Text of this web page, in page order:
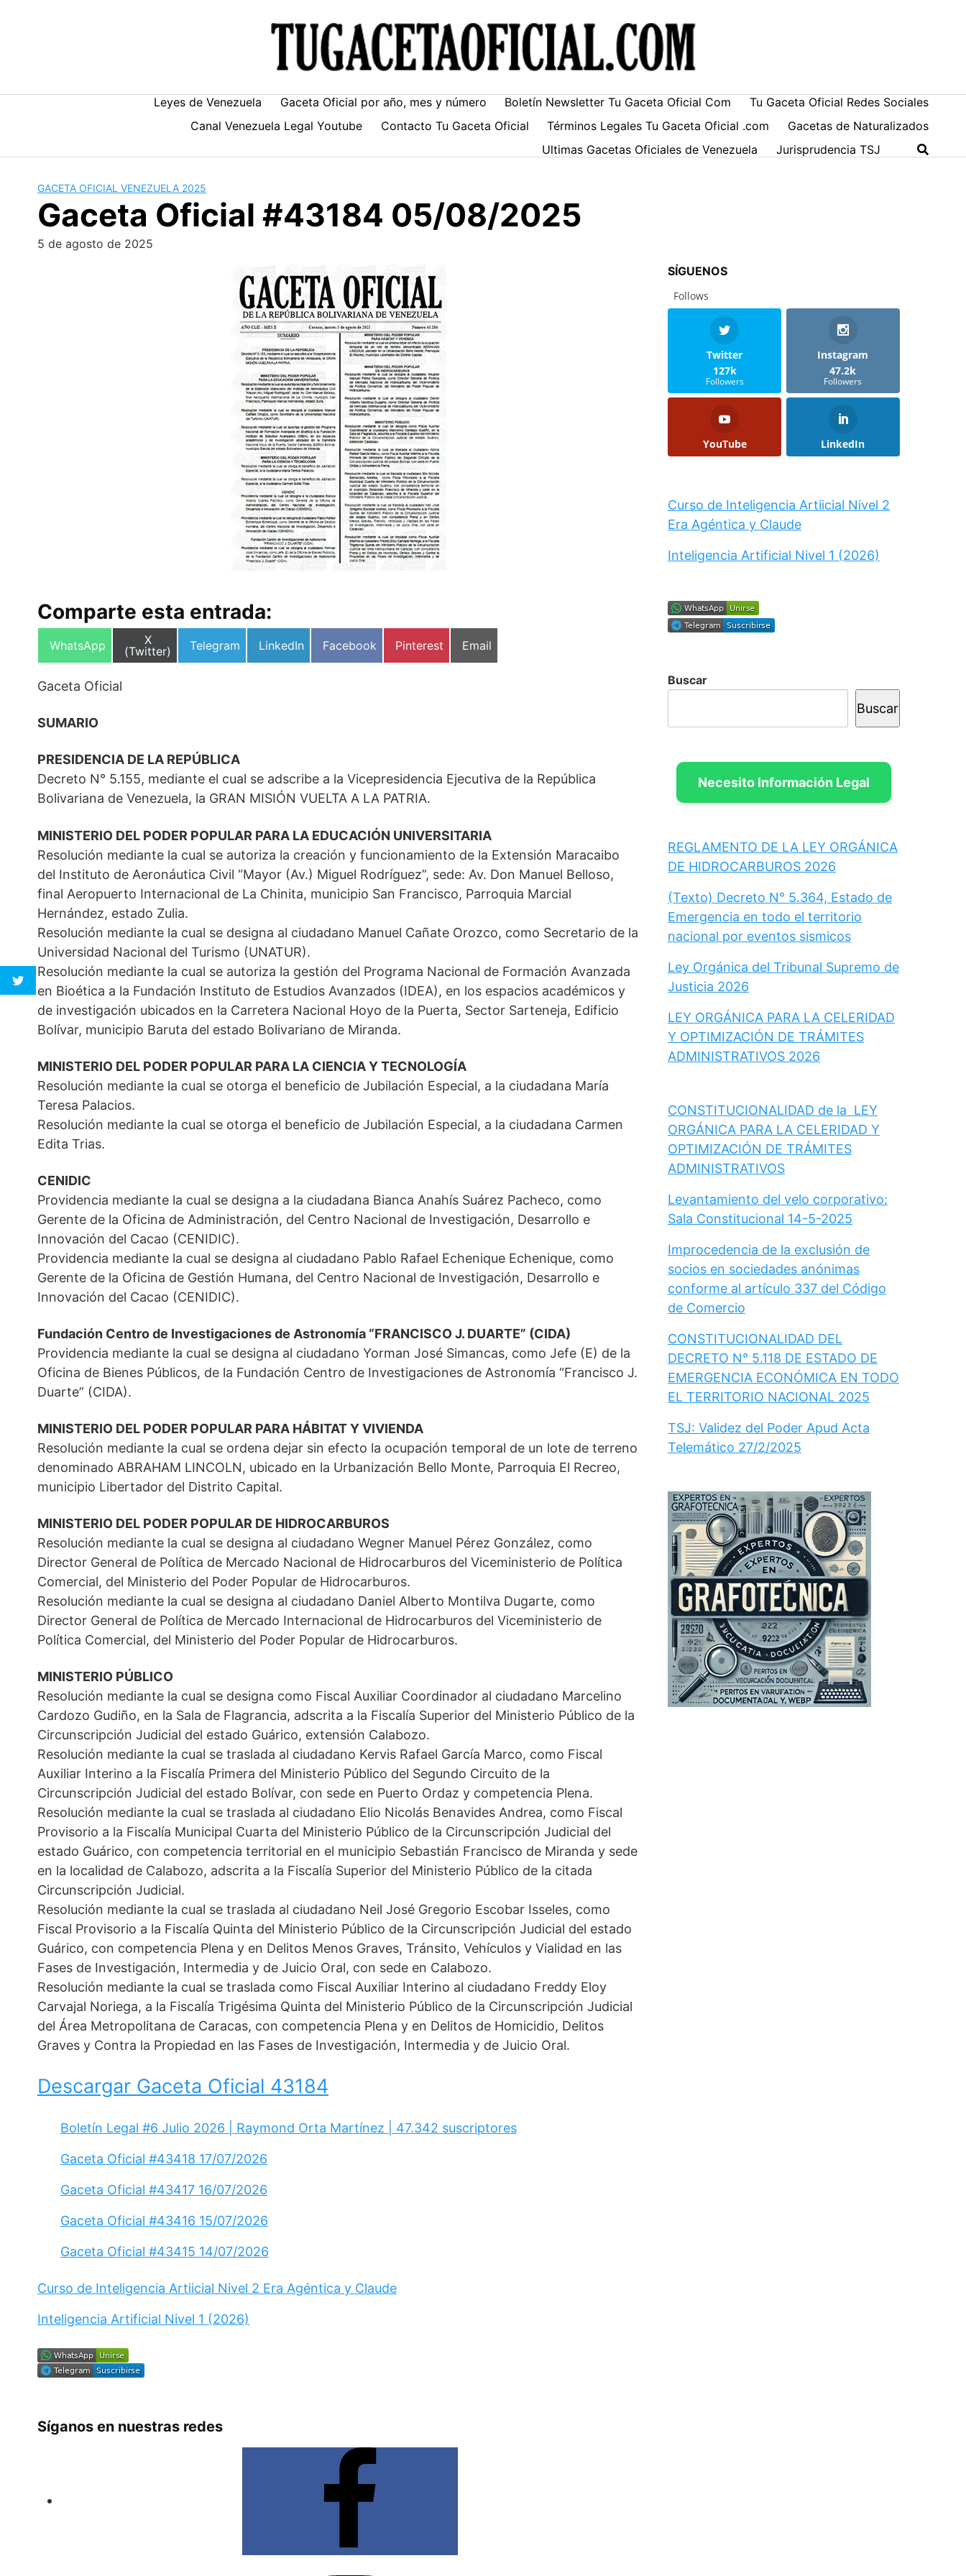
Leyes de Venezuela Gaceta Oficial por año, mes y número Boletín Newsletter Tu Gaceta Oficial Com
Tu Gaceta Oficial Redes Sociales
Canal Venezuela Legal Youtube
Contacto Tu Gaceta Oficial Términos Legales Tu Gaceta Oficial .com
Gacetas de Naturalizados
Ultimas Gacetas Oficiales de Venezuela
Jurisprudencia TSJ
GACETA OFICIAL VENEZUELA 2025
Gaceta Oficial #43184 05/08/2025
5 de agosto de 2025
Comparte esta entrada:
Compartir
WhatsApp
Compartir
en
X
(Twitter)
Compartir
Telegram
Compartir
LinkedIn
Compartir
Facebook
Compartir
Pinterest
Compartir
Email
Gaceta Oficial
SUMARIO
PRESIDENCIA DE LA REPÚBLICA
Decreto N° 5.155, mediante el cual se adscribe a la Vicepresidencia Ejecutiva de la República
Bolivariana de Venezuela, la GRAN MISIÓN VUELTA A LA PATRIA.
MINISTERIO DEL PODER POPULAR PARA LA EDUCACIÓN UNIVERSITARIA
Resolución mediante la cual se autoriza la creación y funcionamiento de la Extensión Maracaibo
del Instituto de Aeronáutica Civil “Mayor (Av.) Miguel Rodríguez”, sede: Av. Don Manuel Belloso,
final Aeropuerto Internacional de La Chinita, municipio San Francisco, Parroquia Marcial
Hernández, estado Zulia.
Resolución mediante la cual se designa al ciudadano Manuel Cañate Orozco, como Secretario de la
Universidad Nacional del Turismo (UNATUR).
Resolución mediante la cual se autoriza la gestión del Programa Nacional de Formación Avanzada
en Bioética a la Fundación Instituto de Estudios Avanzados (IDEA), en los espacios académicos y
de investigación ubicados en la Carretera Nacional Hoyo de la Puerta, Sector Sarteneja, Edificio
Bolívar, municipio Baruta del estado Bolivariano de Miranda.
MINISTERIO DEL PODER POPULAR PARA LA CIENCIA Y TECNOLOGÍA
Resolución mediante la cual se otorga el beneficio de Jubilación Especial, a la ciudadana María
Teresa Palacios.
Resolución mediante la cual se otorga el beneficio de Jubilación Especial, a la ciudadana Carmen
Edita Trias.
CENIDIC
Providencia mediante la cual se designa a la ciudadana Bianca Anahís Suárez Pacheco, como
Gerente de la Oficina de Administración, del Centro Nacional de Investigación, Desarrollo e
Innovación del Cacao (CENIDIC).
Providencia mediante la cual se designa al ciudadano Pablo Rafael Echenique Echenique, como
Gerente de la Oficina de Gestión Humana, del Centro Nacional de Investigación, Desarrollo e
Innovación del Cacao (CENIDIC).
Fundación Centro de Investigaciones de Astronomía “FRANCISCO J. DUARTE” (CIDA)
Providencia mediante la cual se designa al ciudadano Yorman José Simancas, como Jefe (E) de la
Oficina de Bienes Públicos, de la Fundación Centro de Investigaciones de Astronomía “Francisco J.
Duarte” (CIDA).
MINISTERIO DEL PODER POPULAR PARA HÁBITAT Y VIVIENDA
Resolución mediante la cual se ordena dejar sin efecto la ocupación temporal de un lote de terreno
denominado ABRAHAM LINCOLN, ubicado en la Urbanización Bello Monte, Parroquia El Recreo,
municipio Libertador del Distrito Capital.
MINISTERIO DEL PODER POPULAR DE HIDROCARBUROS
Resolución mediante la cual se designa al ciudadano Wegner Manuel Pérez González, como
Director General de Política de Mercado Nacional de Hidrocarburos del Viceministerio de Política
Comercial, del Ministerio del Poder Popular de Hidrocarburos.
Resolución mediante la cual se designa al ciudadano Daniel Alberto Montilva Dugarte, como
Director General de Política de Mercado Internacional de Hidrocarburos del Viceministerio de
Política Comercial, del Ministerio del Poder Popular de Hidrocarburos.
MINISTERIO PÚBLICO
Resolución mediante la cual se designa como Fiscal Auxiliar Coordinador al ciudadano Marcelino
Cardozo Gudiño, en la Sala de Flagrancia, adscrita a la Fiscalía Superior del Ministerio Público de la
Circunscripción Judicial del estado Guárico, extensión Calabozo.
Resolución mediante la cual se traslada al ciudadano Kervis Rafael García Marco, como Fiscal
Auxiliar Interino a la Fiscalía Primera del Ministerio Público del Segundo Circuito de la
Circunscripción Judicial del estado Bolívar, con sede en Puerto Ordaz y competencia Plena.
Resolución mediante la cual se traslada al ciudadano Elio Nicolás Benavides Andrea, como Fiscal
Provisorio a la Fiscalía Municipal Cuarta del Ministerio Público de la Circunscripción Judicial del
estado Guárico, con competencia territorial en el municipio Sebastián Francisco de Miranda y sede
en la localidad de Calabozo, adscrita a la Fiscalía Superior del Ministerio Público de la citada
Circunscripción Judicial.
Resolución mediante la cual se traslada al ciudadano Neil José Gregorio Escobar Isseles, como
Fiscal Provisorio a la Fiscalía Quinta del Ministerio Público de la Circunscripción Judicial del estado
Guárico, con competencia Plena y en Delitos Menos Graves, Tránsito, Vehículos y Vialidad en las
Fases de Investigación, Intermedia y de Juicio Oral, con sede en Calabozo.
Resolución mediante la cual se traslada como Fiscal Auxiliar Interino al ciudadano Freddy Eloy
Carvajal Noriega, a la Fiscalía Trigésima Quinta del Ministerio Público de la Circunscripción Judicial
del Área Metropolitana de Caracas, con competencia Plena y en Delitos de Homicidio, Delitos
Graves y Contra la Propiedad en las Fases de Investigación, Intermedia y de Juicio Oral.
Descargar Gaceta Oficial 43184
Boletín Legal #6 Julio 2026 | Raymond Orta Martínez | 47.342 suscriptores
Gaceta Oficial #43418 17/07/2026
Gaceta Oficial #43417 16/07/2026
Gaceta Oficial #43416 15/07/2026
Gaceta Oficial #43415 14/07/2026
Curso de Inteligencia Artiicial Nivel 2 Era Agéntica y Claude
Inteligencia Artificial Nivel 1 (2026)
Síganos en nuestras redes
SÍGUENOS
Follows
Twitter
127k
Followers
Instagram
47.2k
Followers
YouTube LinkedIn
Curso de Inteligencia Artiicial Nivel 2
Era Agéntica y Claude
Inteligencia Artificial Nivel 1 (2026)
Buscar
Buscar
Necesito Información Legal
REGLAMENTO DE LA LEY ORGÁNICA
DE HIDROCARBUROS 2026
(Texto) Decreto N° 5.364, Estado de
Emergencia en todo el territorio
nacional por eventos sismicos
Ley Orgánica del Tribunal Supremo de
Justicia 2026
LEY ORGÁNICA PARA LA CELERIDAD
Y OPTIMIZACIÓN DE TRÁMITES
ADMINISTRATIVOS 2026
CONSTITUCIONALIDAD de la LEY
ORGÁNICA PARA LA CELERIDAD Y
OPTIMIZACIÓN DE TRÁMITES
ADMINISTRATIVOS
Levantamiento del velo corporativo:
Sala Constitucional 14-5-2025
Improcedencia de la exclusión de
socios en sociedades anónimas
conforme al artículo 337 del Código
de Comercio
CONSTITUCIONALIDAD DEL
DECRETO N° 5.118 DE ESTADO DE
EMERGENCIA ECONÓMICA EN TODO
EL TERRITORIO NACIONAL 2025
TSJ: Validez del Poder Apud Acta
Telemático 27/2/2025